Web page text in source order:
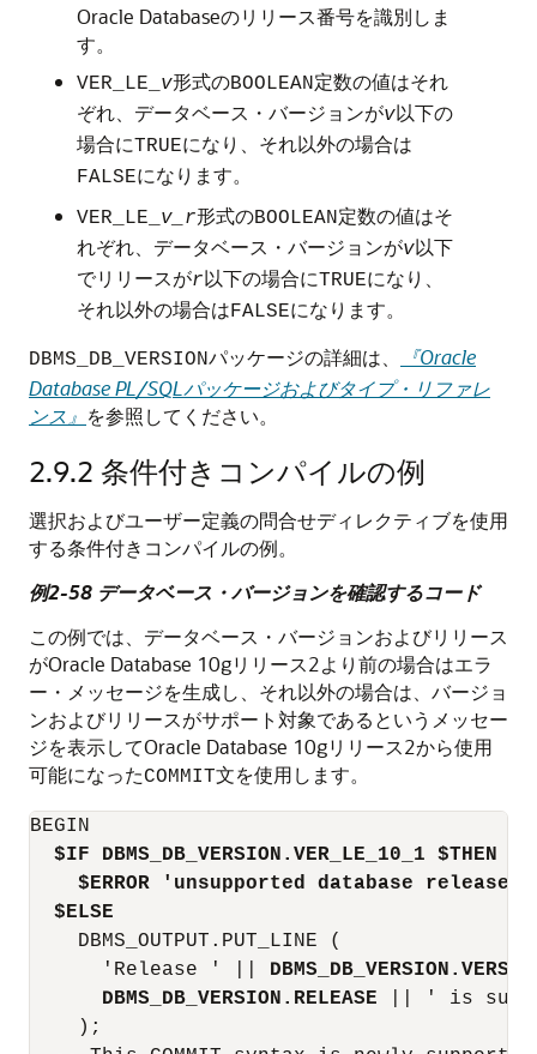
Oracle Databaseのリリース番号を識別しま
す。
VER_LE_ v形式のBOOLEAN定数の値はそれ
ぞれ、データベース・バージョンがv以下の
場合にTRUEになり、それ以外の場合は
FALSEになります。
VER_LE_ v_r形式のBOOLEAN定数の値はそ
れぞれ、データベース・バージョンがv以下
でリリースがr以下の場合にTRUEになり、
それ以外の場合はFALSEになります。
DBMS_DB_VERSIONパッケージの詳細は、
『Oracle
Database PL/SQLパッケージおよびタイプ・リファレ
ンス』 を参照してください。
2.9.2 条件付きコンパイルの例
選択およびユーザー定義の問合せディレクティブを使用
する条件付きコンパイルの例。
例2-58 データベース・バージョンを確認するコード
この例では、データベース・バージョンおよびリリース
がOracle Database 10gリリース2より前の場合はエラ
ー・メッセージを生成し、それ以外の場合は、バージョ
ンおよびリリースがサポート対象であるというメッセー
ジを表示してOracle Database 10gリリース2から使用
可能になったCOMMIT文を使用します。
BEGIN
$IF DBMS_DB_VERSION.VER_LE_10_1 $THEN
$ERROR 'unsupported database release'
$ELSE
    DBMS_OUTPUT.PUT_LINE (
      'Release ' ||
DBMS_DB_VERSION.RELEASE || ' is
    );